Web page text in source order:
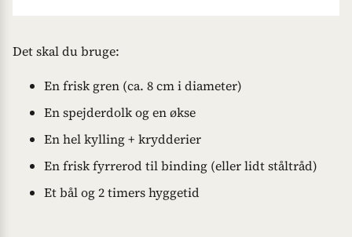
Det skal du bruge:
En frisk gren (ca. 8 cm i diameter)
En spejderdolk og en økse
En hel kylling + krydderier
En frisk fyrrerod til binding (eller lidt ståltråd)
Et bål og 2 timers hyggetid